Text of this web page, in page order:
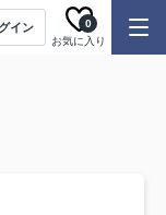
イン
お気に入り
0